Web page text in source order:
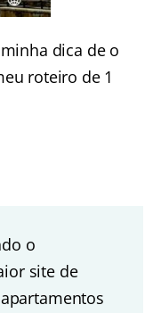
dica de o
roteiro de 1
o
site de